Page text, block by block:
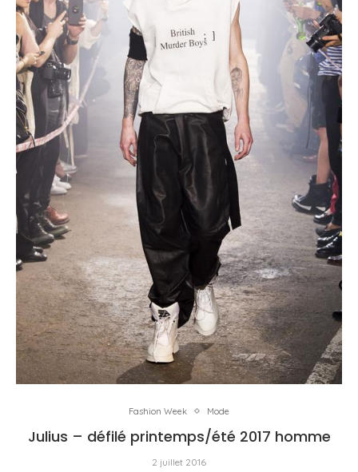
Fashion Week Mode
Julius – défilé printemps/été 2017 homme
2 juillet 2016